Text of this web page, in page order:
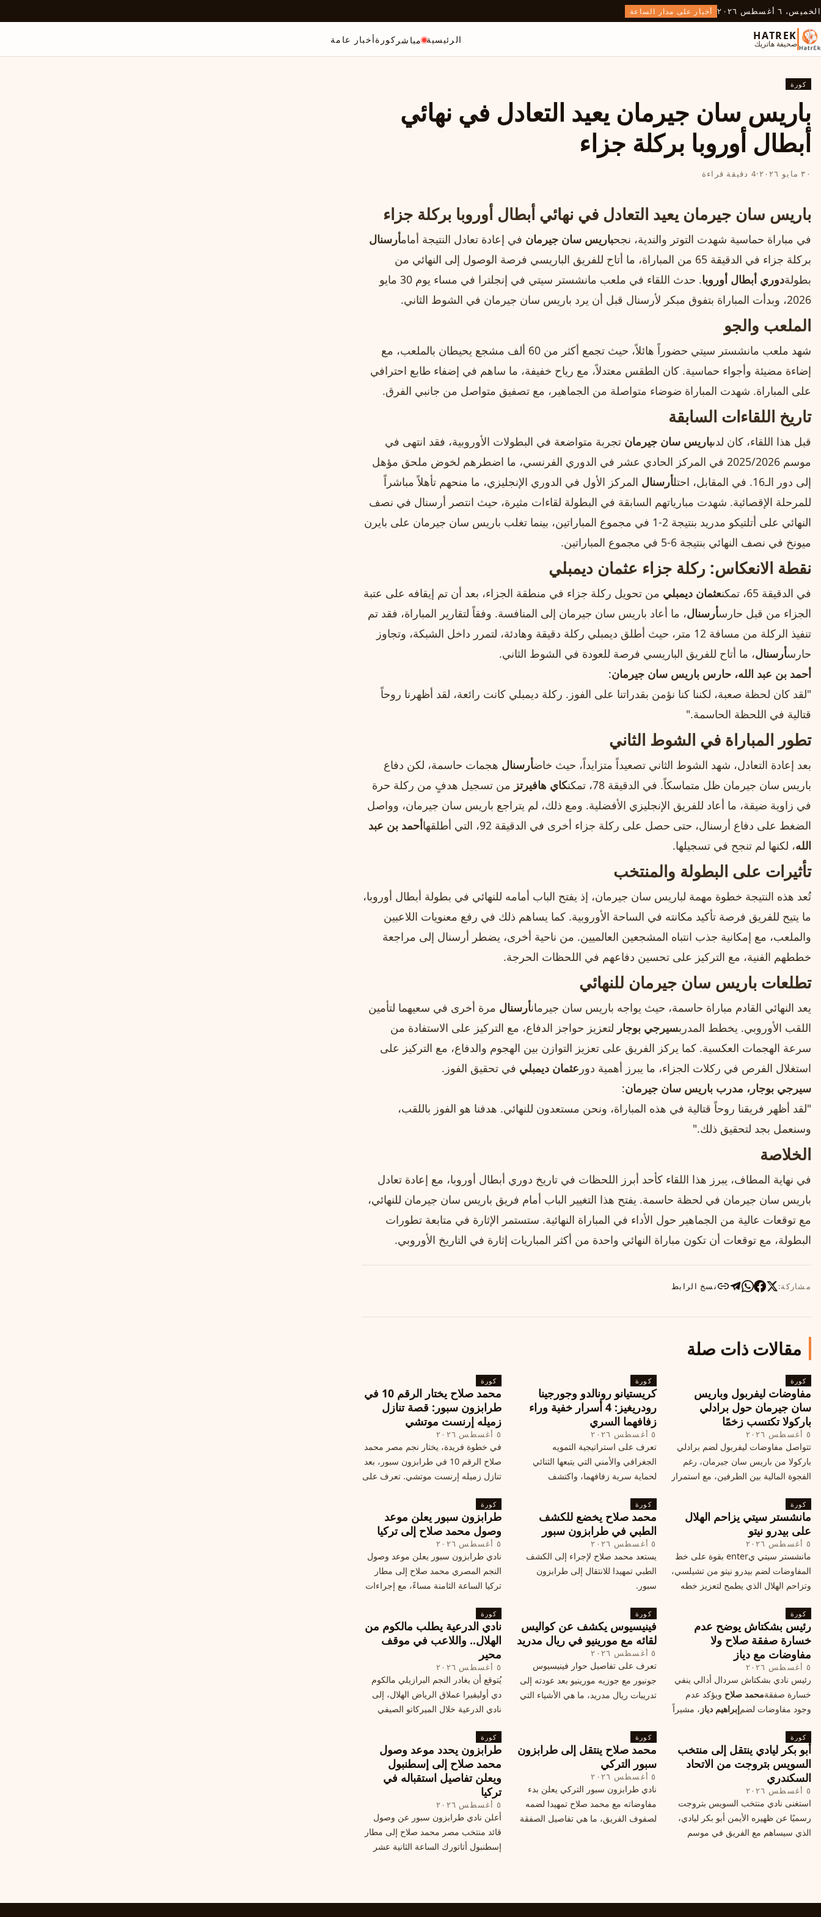
الخميس، ٦ أغسطس ٢٠٢٦ أخبار على مدار الساعة
HATREK
صحيفة هاتريك الرئيسية مباشر كورةأخبار عامة
كورة
باريس سان جيرمان يعيد التعادل في نهائي
أبطال أوروبا بركلة جزاء
٣٠ مايو ٢٠٢٦ ·4 دقيقة قراءة
باريس سان جيرمان يعيد التعادل في نهائي أبطال أوروبا بركلة جزاء
في مباراة حماسية شهدت التوتر والندية، نجحباريس سان جيرمان في إعادة تعادل النتيجة أمامأرسنال
بركلة جزاء في الدقيقة 65 من المباراة، ما أتاح للفريق الباريسي فرصة الوصول إلى النهائي من
بطولةدوري أبطال أوروبا
. حدث اللقاء في ملعب مانشستر سيتي في إنجلترا في مساء يوم 30 مايو
2026، وبدأت المباراة بتفوق مبكر لأرسنال قبل أن يرد باريس سان جيرمان في الشوط الثاني.
الملعب والجو
شهد ملعب مانشستر سيتي حضوراً هائلاً، حيث تجمع أكثر من 60 ألف مشجع يحيطان بالملعب، مع
إضاءة مضيئة وأجواء حماسية. كان الطقس معتدلاً، مع رياح خفيفة، ما ساهم في إضفاء طابع احترافي
على المباراة. شهدت المباراة ضوضاء متواصلة من الجماهير، مع تصفيق متواصل من جانبي الفرق.
تاريخ اللقاءات السابقة
قبل هذا اللقاء، كان لدىباريس سان جيرمان تجربة متواضعة في البطولات الأوروبية، فقد انتهى في
موسم 2025/2026 في المركز الحادي عشر في الدوري الفرنسي، ما اضطرهم لخوض ملحق مؤهل
إلى دور الـ16. في المقابل، احتل
أرسنال المركز الأول في الدوري الإنجليزي، ما منحهم تأهلاً مباشراً
للمرحلة الإقصائية. شهدت مبارياتهم السابقة في البطولة لقاءات مثيرة، حيث انتصر أرسنال في نصف
النهائي على أتلتيكو مدريد بنتيجة 2-1 في مجموع المباراتين، بينما تغلب باريس سان جيرمان على بايرن
ميونخ في نصف النهائي بنتيجة 6-5 في مجموع المباراتين.
نقطة الانعكاس: ركلة جزاء عثمان ديمبلي
في الدقيقة 65، تمكن عثمان ديمبلي من تحويل ركلة جزاء في منطقة الجزاء، بعد أن تم إيقافه على عتبة
الجزاء من قبل حارسأرسنال، ما أعاد باريس سان جيرمان إلى المنافسة. وفقاً لتقارير المباراة، فقد تم
تنفيذ الركلة من مسافة 12 متر، حيث أطلق ديمبلي ركلة دقيقة وهادئة، لتمرر داخل الشبكة، وتجاوز
حارسأرسنال، ما أتاح للفريق الباريسي فرصة للعودة في الشوط الثاني.
أحمد بن عبد الله، حارس باريس سان جيرمان:
"لقد كان لحظة صعبة، لكننا كنا نؤمن بقدراتنا على الفوز. ركلة ديمبلي كانت رائعة، لقد أظهرنا روحاً
قتالية في اللحظة الحاسمة."
تطور المباراة في الشوط الثاني
بعد إعادة التعادل، شهد الشوط الثاني تصعيداً متزايداً، حيث خاضأرسنال هجمات حاسمة، لكن دفاع
باريس سان جيرمان ظل متماسكاً. في الدقيقة 78، تمكن
كاي هافيرتز من تسجيل هدفٍ من ركلة حرة
في زاوية ضيقة، ما أعاد للفريق الإنجليزي الأفضلية. ومع ذلك، لم يتراجع باريس سان جيرمان، وواصل
الضغط على دفاع أرسنال، حتى حصل على ركلة جزاء أخرى في الدقيقة 92، التي أطلقها
أحمد بن عبد
الله، لكنها لم تنجح في تسجيلها.
تأثيرات على البطولة والمنتخب
تُعد هذه النتيجة خطوة مهمة لباريس سان جيرمان، إذ يفتح الباب أمامه للنهائي في بطولة أبطال أوروبا،
ما يتيح للفريق فرصة تأكيد مكانته في الساحة الأوروبية. كما يساهم ذلك في رفع معنويات اللاعبين
والملعب، مع إمكانية جذب انتباه المشجعين العالميين. من ناحية أخرى، يضطر أرسنال إلى مراجعة
خططهم الفنية، مع التركيز على تحسين دفاعهم في اللحظات الحرجة.
تطلعات باريس سان جيرمان للنهائي
يعد النهائي القادم مباراة حاسمة، حيث يواجه باريس سان جيرمانأرسنال مرة أخرى في سعيهما لتأمين
اللقب الأوروبي. يخطط المدربسيرجي بوجار لتعزيز حواجز الدفاع، مع التركيز على الاستفادة من
سرعة الهجمات العكسية. كما يركز الفريق على تعزيز التوازن بين الهجوم والدفاع، مع التركيز على
استغلال الفرص في ركلات الجزاء، ما يبرز أهمية دور عثمان ديمبلي في تحقيق الفوز.
سيرجي بوجار، مدرب باريس سان جيرمان:
"لقد أظهر فريقنا روحاً قتالية في هذه المباراة، ونحن مستعدون للنهائي. هدفنا هو الفوز باللقب،
وسنعمل بجد لتحقيق ذلك."
الخلاصة
في نهاية المطاف، يبرز هذا اللقاء كأحد أبرز اللحظات في تاريخ دوري أبطال أوروبا، مع إعادة تعادل
باريس سان جيرمان في لحظة حاسمة. يفتح هذا التغيير الباب أمام فريق باريس سان جيرمان للنهائي،
مع توقعات عالية من الجماهير حول الأداء في المباراة النهائية. ستستمر الإثارة في متابعة تطورات
البطولة، مع توقعات أن تكون مباراة النهائي واحدة من أكثر المباريات إثارة في التاريخ الأوروبي.
مشاركة: نسخ الرابط
مقالات ذات صلة
كورة
مفاوضات ليفربول وباريس
سان جيرمان حول برادلي
باركولا تكتسب زخمًا
٥ أغسطس ٢٠٢٦
تتواصل مفاوضات ليفربول لضم برادلي
باركولا من باريس سان جيرمان، رغم
الفجوة المالية بين الطرفين، مع استمرار
إغلاق سوق الانتقالات
كورة
كريستيانو رونالدو وجورجينا
رودريغيز: 4 أسرار خفية وراء
زفافهما السري
٥ أغسطس ٢٠٢٦
تعرف على استراتيجية التمويه
الجغرافي والأمني التي يتبعها الثنائي
لحماية سرية زفافهما، واكتشف
في البرتغال، واعرف ما هي الخطوات
القادمة في هذا الحدث العالمي
كورة
محمد صلاح يختار الرقم 10 في
طرابزون سبور: قصة تنازل
زميله إرنست موتشي
٥ أغسطس ٢٠٢٦
في خطوة فريدة، يختار نجم مصر محمد
صلاح الرقم 10 في طرابزون سبور، بعد
تنازل زميله إرنست موتشي. تعرف على
كورة
مانشستر سيتي يزاحم الهلال
على بيدرو نيتو
٥ أغسطس ٢٠٢٦
مانشستر سيتي يenter بقوة على خط
المفاوضات لضم بيدرو نيتو من تشيلسي،
وتزاحم الهلال الذي يطمح لتعزيز خطه
كورة
محمد صلاح يخضع للكشف
الطبي في طرابزون سبور
٥ أغسطس ٢٠٢٦
يستعد محمد صلاح لإجراء إلى الكشف
الطبي تمهيدا للانتقال إلى طرابزون
سبور.
كورة
طرابزون سبور يعلن موعد
وصول محمد صلاح إلى تركيا
٥ أغسطس ٢٠٢٦
نادي طرابزون سبور يعلن موعد وصول
النجم المصري محمد صلاح إلى مطار
تركيا الساعة الثامنة مساءً، مع إجراءات
جديد ومكافآت مالية.
كورة
رئيس بشكتاش يوضح عدم
خسارة صفقة صلاح ولا
مفاوضات مع دياز
٥ أغسطس ٢٠٢٦
رئيس نادي بشكتاش سردال أدالي ينفي
خسارة صفقةمحمد صلاح ويؤكد عدم
وجود مفاوضات لضمإبراهيم دياز ، مشيراً
محتملة أخرى.
كورة
فينيسيوس يكشف عن كواليس
لقائه مع مورينيو في ريال مدريد
٥ أغسطس ٢٠٢٦
تعرف على تفاصيل حوار فينيسيوس
جونيور مع جوزيه مورينيو بعد عودته إلى
تدريبات ريال مدريد، ما هي الأشياء التي
كورة
نادي الدرعية يطلب مالكوم من
الهلال.. واللاعب في موقف
محير
٥ أغسطس ٢٠٢٦
يُتوقع أن يغادر النجم البرازيلي مالكوم
دي أوليفيرا عملاق الرياض الهلال، إلى
نادي الدرعية خلال الميركاتو الصيفي
هذا الانتقال، وسط تقارير تفيد أن الهلال
يرحب بفراقته.
كورة
أبو بكر ليادي ينتقل إلى منتخب
السويس بتروجت من الاتحاد
السكندري
٥ أغسطس ٢٠٢٦
استغنى نادي منتخب السويس بتروجت
رسميًا عن ظهيره الأيمن أبو بكر ليادي،
الذي سيساهم مع الفريق في موسم
كورة
محمد صلاح ينتقل إلى طرابزون
سبور التركي
٥ أغسطس ٢٠٢٦
نادي طرابزون سبور التركي يعلن بدء
مفاوضاته مع محمد صلاح تمهيدا لضمه
لصفوف الفريق، ما هي تفاصيل الصفقة
كورة
طرابزون يحدد موعد وصول
محمد صلاح إلى إسطنبول
ويعلن تفاصيل استقباله في
تركيا
٥ أغسطس ٢٠٢٦
أعلن نادي طرابزون سبور عن وصول
قائد منتخب مصر محمد صلاح إلى مطار
إسطنبول أتاتورك الساعة الثانية عشر
التركية الكبرى.